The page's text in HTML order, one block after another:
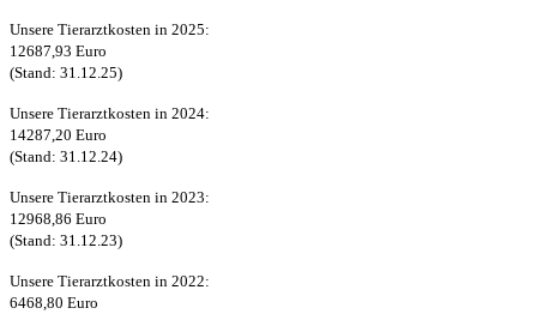
Unsere Tierarztkosten in 2025:
12687,93 Euro
(Stand: 31.12.25)
Unsere Tierarztkosten in 2024:
14287,20 Euro
(Stand: 31.12.24)
Unsere Tierarztkosten in 2023:
12968,86 Euro
(Stand: 31.12.23)
Unsere Tierarztkosten in 2022:
6468,80 Euro